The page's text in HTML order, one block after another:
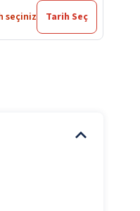
seçiniz Tarih Seç